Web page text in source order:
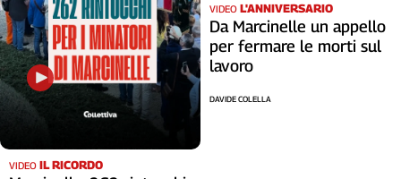
VIDEO IL RICORDO
VIDEO L'ANNIVERSARIO
Da Marcinelle un appello
per fermare le morti sul
lavoro
DAVIDE COLELLA